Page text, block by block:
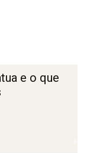
e o que